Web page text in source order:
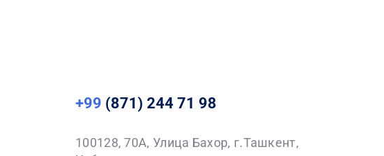
+99 (871) 244 71 98
100128, 70A, Улица Бахор, г.Ташкент,